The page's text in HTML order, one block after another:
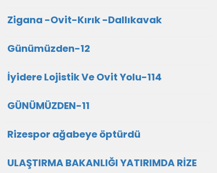
Zigana -Ovit-Kırık -Dallıkavak
Günümüzden-12
İyidere Lojistik Ve Ovit Yolu-114
GÜNÜMÜZDEN-11
Rizespor ağabeye öptürdü
ULAŞTIRMA BAKANLIĞI YATIRIMDA RİZE